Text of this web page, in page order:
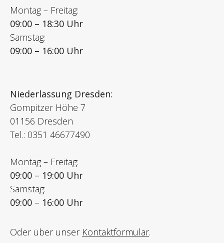
Montag – Freitag:
09:00 – 18:30 Uhr
Samstag:
09:00 – 16:00 Uhr
Niederlassung Dresden:
Gompitzer Höhe 7
01156 Dresden
Tel.: 0351 46677490
Montag – Freitag:
09:00 – 19:00 Uhr
Samstag:
09:00 – 16:00 Uhr
Oder über unser Kontaktformular.